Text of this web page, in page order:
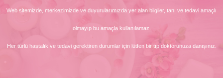
Web sitemizde, merkezimizde ve duyurularımızda yer alan bilgiler, tanı ve tedavi amaçlı
olmayıp bu amaçla kullanılamaz.
Her türlü hastalık ve tedavi gerektiren durumlar için lütfen bir tıp doktorunuza danışınız.